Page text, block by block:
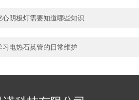
心阴极灯需要知道哪些知识
习电热石英管的日常维护